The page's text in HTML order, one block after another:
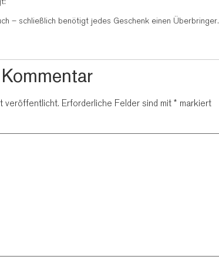
– schließlich benötigt jedes Geschenk einen Überbringer.
veröffentlicht. Erforderliche Felder sind mit * markiert